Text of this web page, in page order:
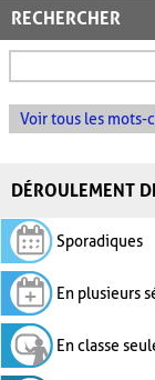
RECHERCHER
Voir tous les mots-
DÉROULEMENT
Sporadiques
En plusieurs
En classe